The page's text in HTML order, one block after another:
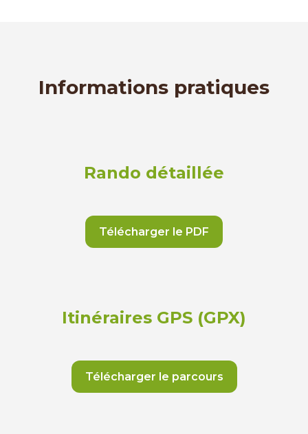
Informations pratiques
Rando détaillée
Télécharger le PDF
Itinéraires GPS (GPX)
Télécharger le parcours